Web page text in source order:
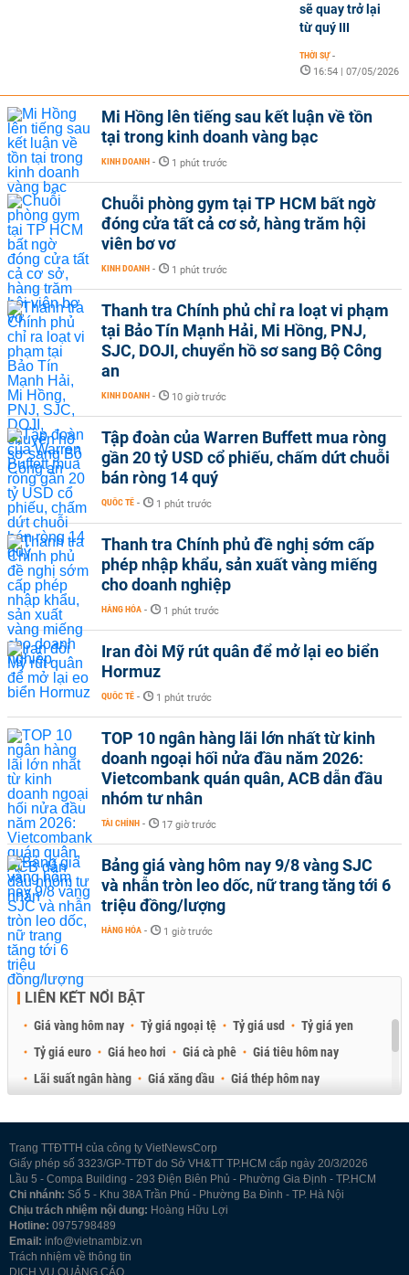
sẽ quay trở lại
từ quý III
THỜI SỰ -
16:54 | 07/05/2026
Mi Hồng lên tiếng sau kết luận về tồn
tại trong kinh doanh vàng bạc
KINH DOANH - 1 phút trước
Chuỗi phòng gym tại TP HCM bất ngờ
đóng cửa tất cả cơ sở, hàng trăm hội
viên bơ vơ
KINH DOANH - 1 phút trước
Thanh tra Chính phủ chỉ ra loạt vi phạm
tại Bảo Tín Mạnh Hải, Mi Hồng, PNJ,
SJC, DOJI, chuyển hồ sơ sang Bộ Công
an
KINH DOANH - 10 giờ trước
Tập đoàn của Warren Buffett mua ròng
gần 20 tỷ USD cổ phiếu, chấm dứt chuỗi
bán ròng 14 quý
QUỐC TẾ - 1 phút trước
Thanh tra Chính phủ đề nghị sớm cấp
phép nhập khẩu, sản xuất vàng miếng
cho doanh nghiệp
HÀNG HÓA - 1 phút trước
Iran đòi Mỹ rút quân để mở lại eo biển
Hormuz
QUỐC TẾ - 1 phút trước
TOP 10 ngân hàng lãi lớn nhất từ kinh
doanh ngoại hối nửa đầu năm 2026:
Vietcombank quán quân, ACB dẫn đầu
nhóm tư nhân
TÀI CHÍNH - 17 giờ trước
Bảng giá vàng hôm nay 9/8 vàng SJC
và nhẫn tròn leo dốc, nữ trang tăng tới 6
triệu đồng/lượng
HÀNG HÓA - 1 giờ trước
LIÊN KẾT NỔI BẬT
Giá vàng hôm nay Tỷ giá ngoại tệ Tỷ giá usd
Tỷ giá yen
Tỷ giá euro
Giá heo hơi Giá cà phê
Giá tiêu hôm nay
Lãi suất ngân hàng
Giá xăng dầu
Giá thép hôm nay
Trang TTĐTTH của công ty VietNewsCorp
Giấy phép số 3323/GP-TTĐT do Sở VH&TT TP.HCM cấp ngày 20/3/2026
Lầu 5 - Compa Building - 293 Điện Biên Phủ - Phường Gia Định - TP.HCM
Chi nhánh: Số 5 - Khu 38A Trần Phú - Phường Ba Đình - TP. Hà Nội
Chịu trách nhiệm nội dung: Hoàng Hữu Lợi
Hotline: 0975798489
Email: info@vietnambiz.vn
Trách nhiệm về thông tin
DỊCH VỤ QUẢNG CÁO